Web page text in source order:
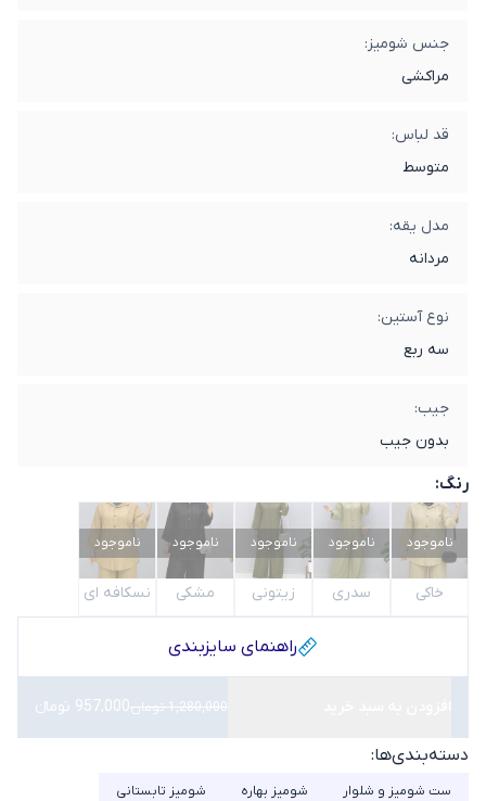
جنس شومیز:
مراکشی
قد لباس:
متوسط
مدل یقه:
مردانه
نوع آستین:
سه ربع
جیب:
بدون جیب
رنگ:
ناموجود
خاکی
ناموجود
سدری
ناموجود
زیتونی
ناموجود
مشکی
ناموجود
نسکافه ای
راهنمای سایز‌بندی
1,280,000 تومان 957,000 تومانء
دسته‌بندی‌ها:
ست شومیز و شلوار شومیز بهاره شومیز تابستانی